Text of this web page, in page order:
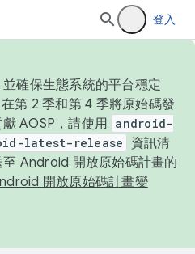
登入
確保生態系統的平台穩定
第 2 季和第 4 季將原始碼發
AOSP，請使用 android-
latest-release
資訊清
Android 開放原始碼計畫的
開放原始碼計畫變